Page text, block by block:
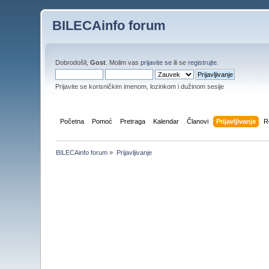
BILECAinfo forum
Dobrodošli,Gost . Molim vasprijavite se ili seregistrujte
Prijavite se korisničkim imenom, lozinkom i dužinom sesije
Početna Pomoć Pretraga Kalendar Članovi Prijavljivanje
BILECAinfo forum » Prijavljivanje